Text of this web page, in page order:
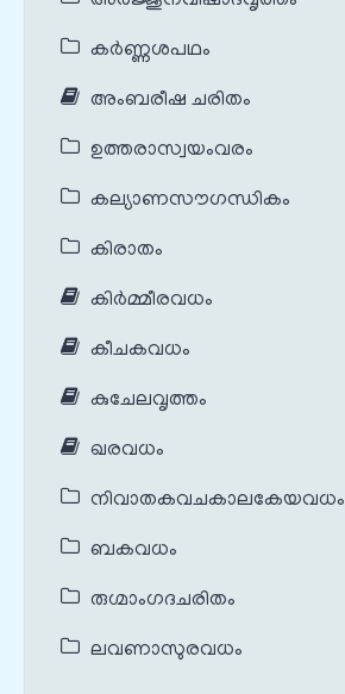
കർണ്ണശപഥം
അംബരീഷ ചരിതം
ഉത്തരാസ്വയംവരം
കല്യാണസൗഗന്ധികം
കിരാതം
കിർമ്മീരവധം
കീചകവധം
കുചേലവൃത്തം
ഖരവധം
നിവാതകവചകാലകേയവധം
ബകവധം
രുഗ്മാംഗദചരിതം
ലവണാസുരവധം